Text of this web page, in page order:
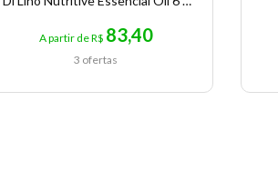
A partir de R$ 83,40
3 ofertas